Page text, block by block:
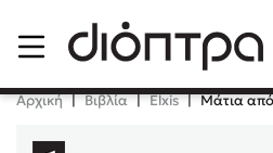
Αρχική | Βιβλία | Elxis | Μάτια